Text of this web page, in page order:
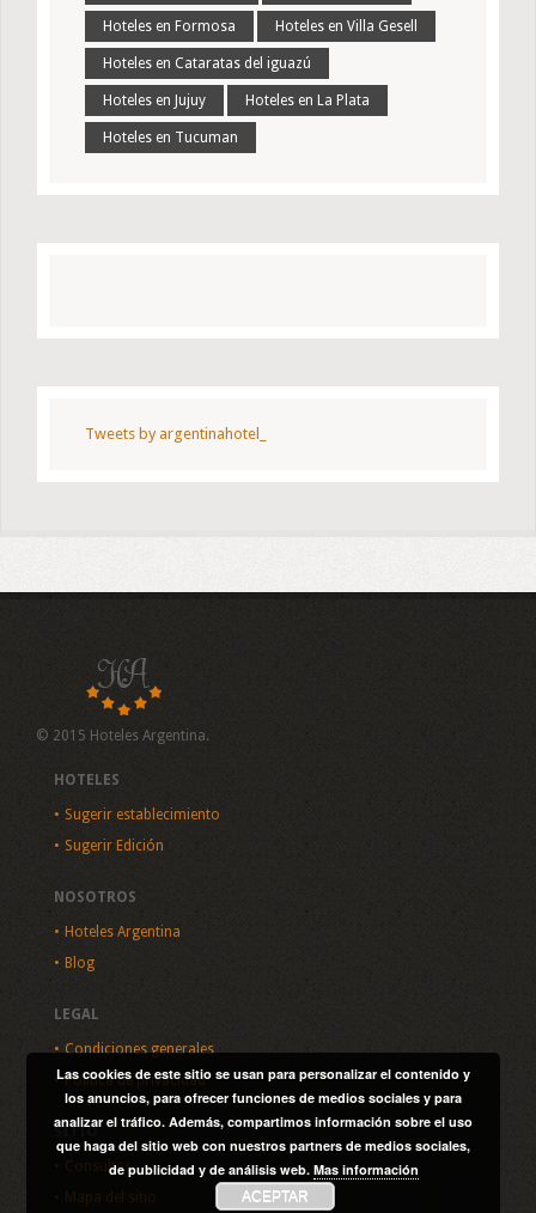
Hoteles en Formosa Hoteles en Villa Gesell
Hoteles en Cataratas del iguazú
Hoteles en Jujuy Hoteles en La Plata
Hoteles en Tucuman
Tweets by argentinahotel_
© 2015 Hoteles Argentina.
HOTELES
Sugerir establecimiento
Sugerir Edición
NOSOTROS
Hoteles Argentina
Blog
LEGAL
Condiciones generales
Política de privacidad
SITIO
Consultas
Mapa del sitio
Las cookies de este sitio se usan para personalizar el contenido y
los anuncios, para ofrecer funciones de medios sociales y para
analizar el tráfico. Además, compartimos información sobre el uso
que haga del sitio web con nuestros partners de medios sociales,
de publicidad y de análisis web. Mas información
ACEPTAR